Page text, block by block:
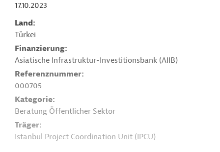
17.10.2023
Land
Türkei
Finanzierung
Asiatische Infrastruktur-Investitionsbank (AIIB)
Referenznummer
000705
Kategorie
Beratung Öffentlicher Sektor
Träger
Istanbul Project Coordination Unit (IPCU)